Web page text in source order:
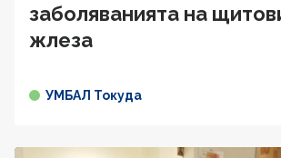
заболяванията на
жлеза
УМБАЛ Токуда